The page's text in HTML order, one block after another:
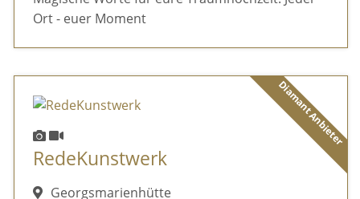
Ort - euer Moment
Diamant Anbieter
RedeKunstwerk
Georgsmarienhütte